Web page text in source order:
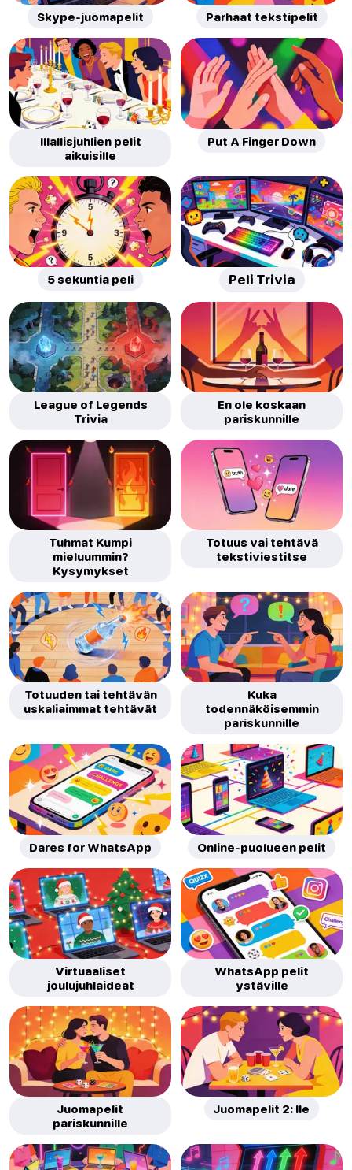
Skype-juomapelit Parhaat tekstipelit
Illallisjuhlien pelit
aikuisille
Put A Finger Down
5 sekuntia peli Peli Trivia
League of Legends
Trivia
En ole koskaan
pariskunnille
Tuhmat Kumpi
mieluummin?
Kysymykset
Totuus vai tehtävä
tekstiviestitse
Totuuden tai tehtävän
uskaliaimmat tehtävät
Kuka
todennäköisemmin
pariskunnille
Dares for WhatsApp Online-puolueen pelit
Virtuaaliset
joulujuhlaideat
WhatsApp pelit
ystäville
Juomapelit
pariskunnille
Juomapelit 2: lle